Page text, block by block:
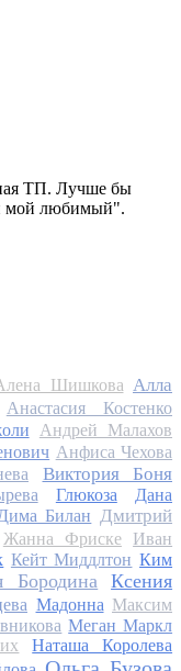
ТП. Лучше бы
мой любимый".
Шишкова Алла
Анастасия Костенко
Андрей Малахов
Анфиса Чехова
Виктория Боня
Глюкоза
Дана
Дима Билан Дмитрий
Жанна Фриске
Иван
Кейт Миддлтон Ким
Бородина
Ксения
Мадонна Максим
Меган Маркл
Наташа Королева